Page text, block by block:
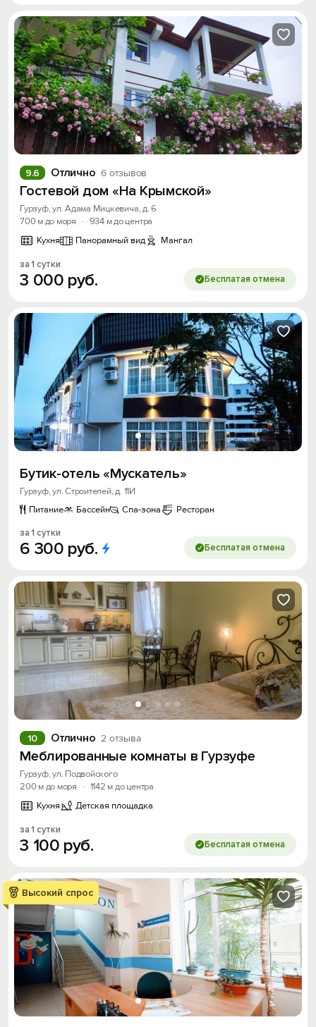
Отлично 6 отзывов
9.6
Гостевой дом «На Крымской»
Гурзуф, ул. Адама Мицкевича, д. 6
700 м до моря
· 934 м до центра
Кухня
Панорамный вид Мангал
за 1 сутки
3 000 руб. Бесплатая отмена
Бутик-отель «Мускатель»
Гурзуф, ул. Строителей, д. 11И
Питание
Бассейн Спа-зона Ресторан
за 1 сутки
6 300 руб. Бесплатая отмена
Отлично 2 отзыва
10
Меблированные комнаты в Гурзуфе
Гурзуф, ул. Подвойского
200 м до моря
· 1142 м до центра
Кухня
Детская площадка
за 1 сутки
3 100 руб. Бесплатая отмена
Высокий спрос
Скидка −5%
Хочешь дешевле? Оставь почту и получи
промокод на первое бронирование!
Вход на сайт
Войти или
Войти
Войти с помощью